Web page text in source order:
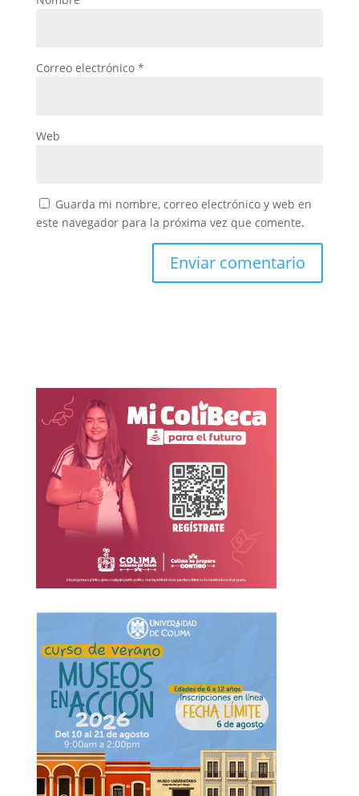
Correo electrónico *
Web
Guarda mi nombre, correo electrónico y web en
este navegador para la próxima vez que comente.